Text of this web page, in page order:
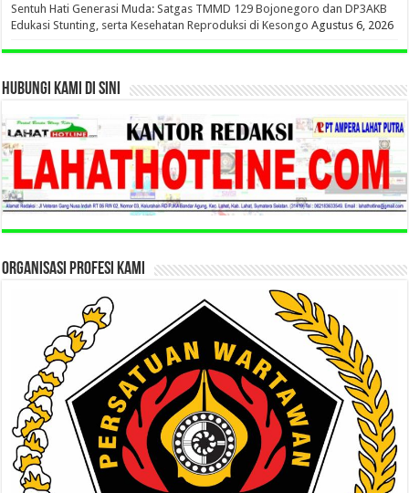
Sentuh Hati Generasi Muda: Satgas TMMD 129 Bojonegoro dan DP3AKB
Edukasi Stunting, serta Kesehatan Reproduksi di Kesongo Agustus 6, 2026
HUBUNGI KAMI DI SINI
ORGANISASI PROFESI KAMI